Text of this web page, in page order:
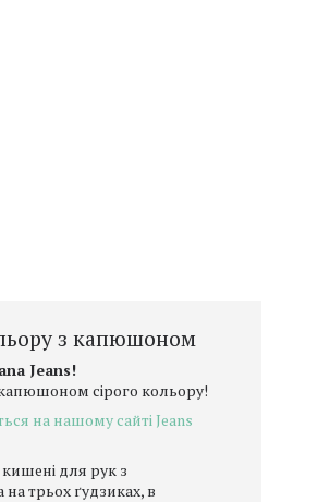
з капюшоном
Jeans!
сірого кольору!
на нашому сайті Jeans
для рук з
трьох ґудзиках, в